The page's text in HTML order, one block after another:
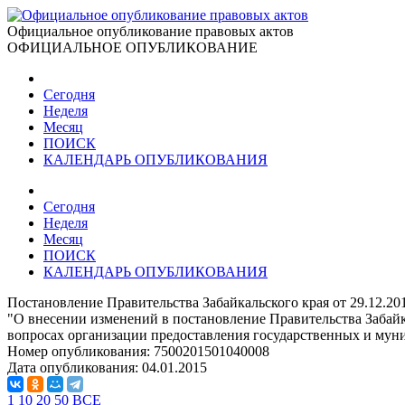
Официальное опубликование правовых актов
ОФИЦИАЛЬНОЕ ОПУБЛИКОВАНИЕ
Сегодня
Неделя
Месяц
ПОИСК
КАЛЕНДАРЬ ОПУБЛИКОВАНИЯ
Сегодня
Неделя
Месяц
ПОИСК
КАЛЕНДАРЬ ОПУБЛИКОВАНИЯ
Постановление Правительства Забайкальского края от
"О внесении изменений в постановление Правительства
вопросах организации предоставления государственных и
Номер опубликования: 7500201501040008
Дата опубликования: 04.01.2015
1 10 20 50 ВСЕ